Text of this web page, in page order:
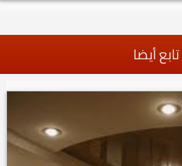
تابع أيضا